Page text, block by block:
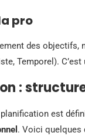
pro
des objectifs,
Temporel).
:
est
. Voici quelques